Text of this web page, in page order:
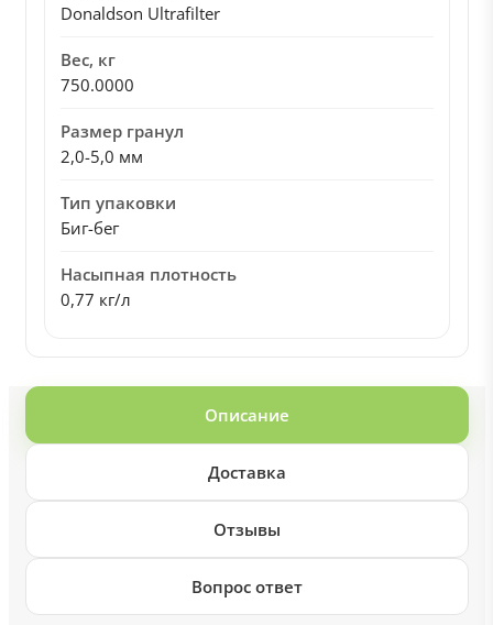
Donaldson Ultrafilter
Вес, кг
750.0000
Размер гранул
2,0-5,0 мм
Тип упаковки
Биг-бег
Насыпная плотность
0,77 кг/л
Описание
Доставка
Отзывы
Вопрос ответ